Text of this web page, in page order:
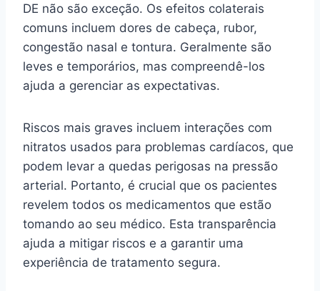
DE não são exceção. Os efeitos colaterais
comuns incluem dores de cabeça, rubor,
congestão nasal e tontura. Geralmente são
leves e temporários, mas compreendê-los
ajuda a gerenciar as expectativas.
Riscos mais graves incluem interações com
nitratos usados ​​​​para problemas cardíacos, que
podem levar a quedas perigosas na pressão
arterial. Portanto, é crucial que os pacientes
revelem todos os medicamentos que estão
tomando ao seu médico. Esta transparência
ajuda a mitigar riscos e a garantir uma
experiência de tratamento segura.